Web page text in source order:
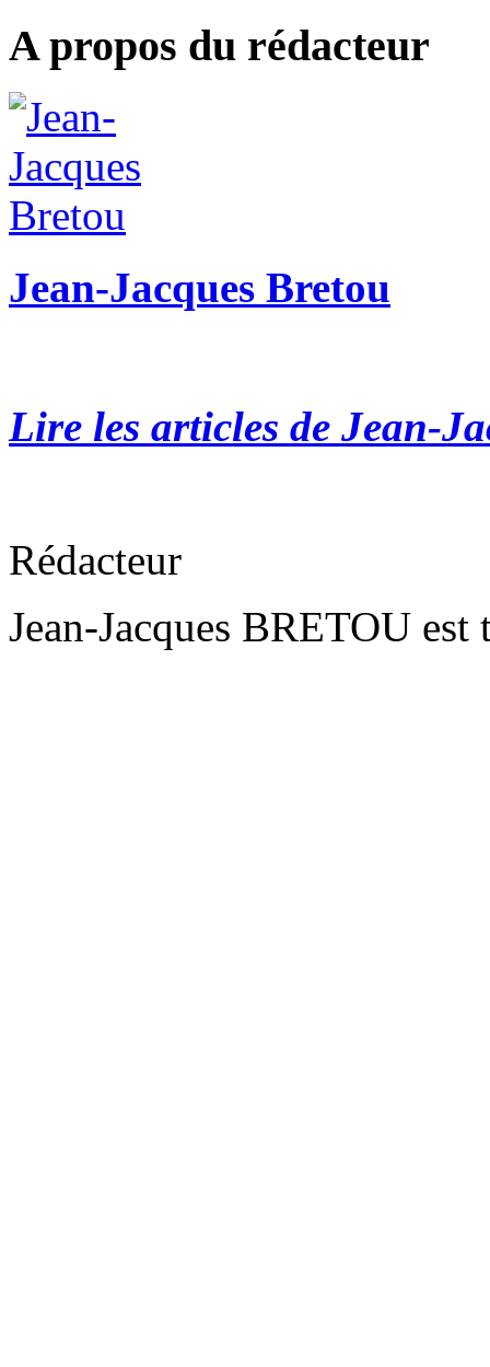
A propos du rédacteur
Jean-Jacques Bretou
Lire les articles de Jean-
Rédacteur
Jean-Jacques BRETOU est